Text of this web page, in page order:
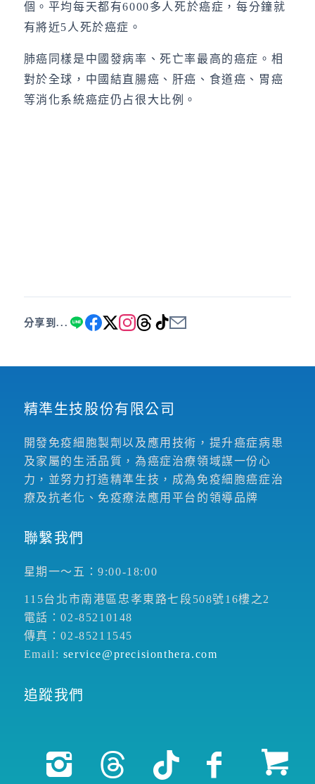
個。平均每天都有6000多人死於癌症，每分鐘就
有將近5人死於癌症。
肺癌同樣是中國發病率、死亡率最高的癌症。相
對於全球，中國結直腸癌、肝癌、食道癌、胃癌
等消化系統癌症仍占很大比例。
分享到...
精準生技股份有限公司
開發免疫細胞製劑以及應用技術，提升癌症病患
及家屬的生活品質，為癌症治療領域謀一份心
力，並努力打造精準生技，成為免疫細胞癌症治
療及抗老化、免疫療法應用平台的領導品牌
聯繫我們
星期一～五：9:00-18:00
115台北市南港區忠孝東路七段508號16樓之2
電話：02-85210148
傳真：02-85211545
Email: service@precisionthera.com
追蹤我們